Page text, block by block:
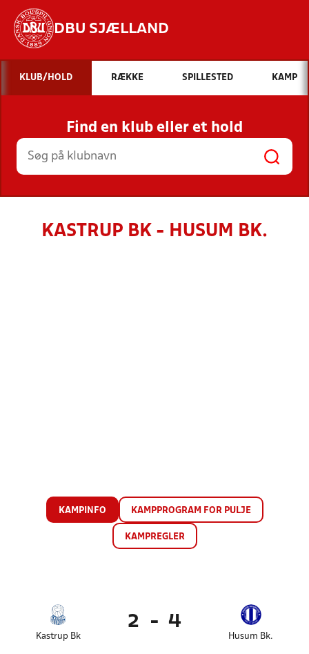
DBU SJÆLLAND
Hvad vil du søge efter?
INDHOLD OG NYHEDER
STILLINGER, RESULTATER, KLUBBER OG
HOLD
KLUB/HOLD RÆKKE SPILLESTED KAMP
Find en klub eller et hold
KASTRUP BK - HUSUM BK.
KAMPINFO KAMPPROGRAM FOR PULJE
KAMPREGLER
Kastrup Bk
2 - 4
Husum Bk.